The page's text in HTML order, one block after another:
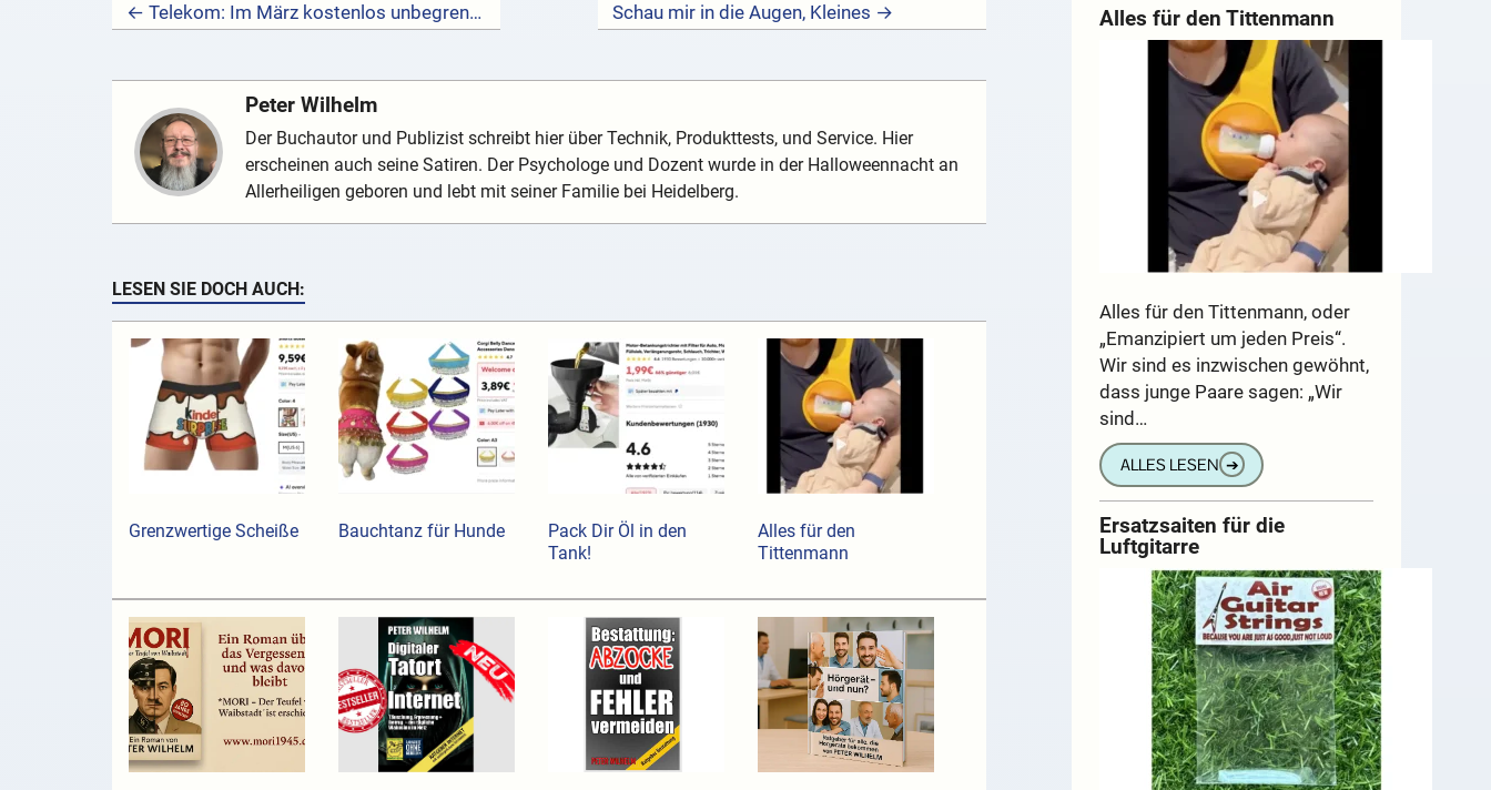
← Telekom: Im März kostenlos unbegrenzt surfen Schau mir in die Augen, Kleines →
Peter Wilhelm
Der Buchautor und Publizist schreibt hier über Technik, Produkttests, und Service. Hier
erscheinen auch seine Satiren. Der Psychologe und Dozent wurde in der Halloweennacht an
Allerheiligen geboren und lebt mit seiner Familie bei Heidelberg.
LESEN SIE DOCH AUCH:
Grenzwertige Scheiße Bauchtanz für Hunde
Pack Dir Öl in den
Tank!
Alles für den
Tittenmann
Alles für den Tittenmann
Alles für den Tittenmann, oder
„Emanzipiert um jeden Preis“.
Wir sind es inzwischen gewöhnt,
dass junge Paare sagen: „Wir
sind…
ALLES LESEN ➔
Ersatzsaiten für die
Luftgitarre